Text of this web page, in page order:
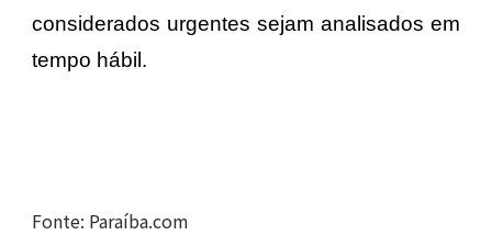
considerados urgentes sejam analisados em
tempo hábil.
Fonte: Paraíba.com